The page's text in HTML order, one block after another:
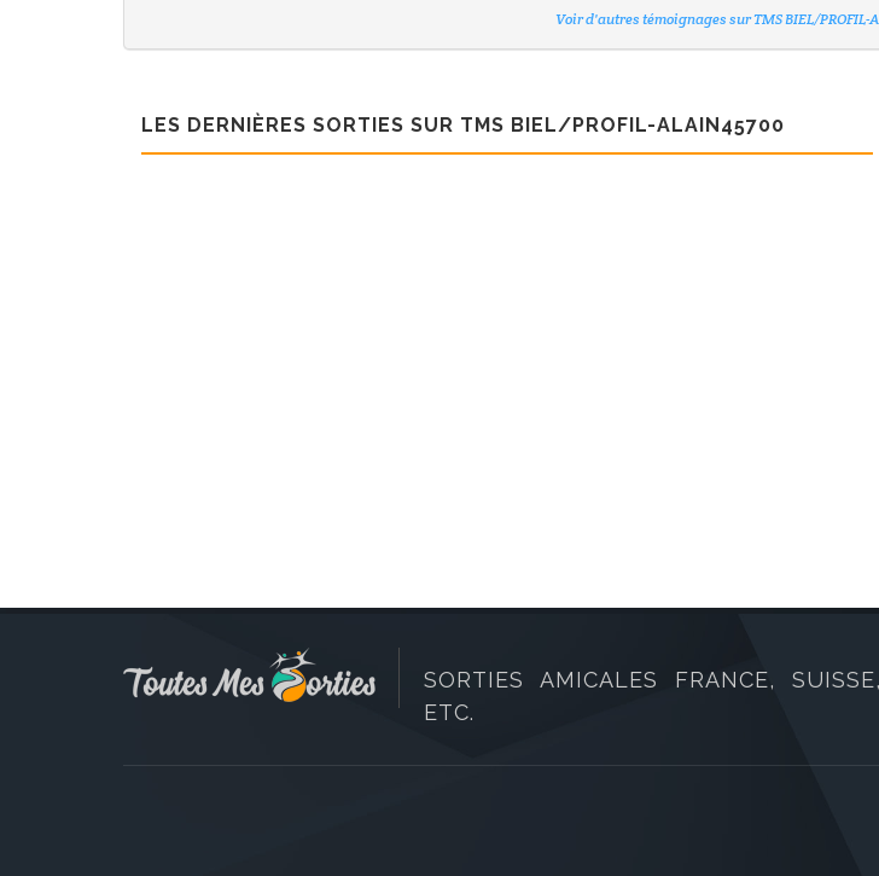
Voir d'autres témoignages sur TMS BIEL/PROFIL-
LES DERNIÈRES SORTIES SUR TMS BIEL/PROFIL-ALAIN45700
SORTIES AMICALES FRANCE,
ETC.